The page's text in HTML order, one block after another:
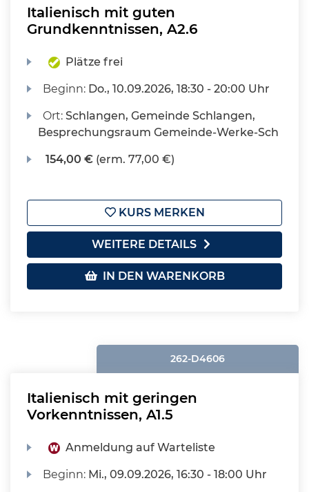
Italienisch mit guten
Grundkenntnissen, A2.6
Plätze frei
Beginn: Do., 10.09.2026, 18:30 - 20:00 Uhr
Ort:Schlangen, Gemeinde Schlangen,
Besprechungsraum Gemeinde-Werke-Sch
154,00 € (erm. 77,00 €)
KURS MERKEN
WEITERE DETAILS
IN DEN WARENKORB
262-D4606
Italienisch mit geringen
Vorkenntnissen, A1.5
Anmeldung auf Warteliste
Beginn: Mi., 09.09.2026, 16:30 - 18:00 Uhr